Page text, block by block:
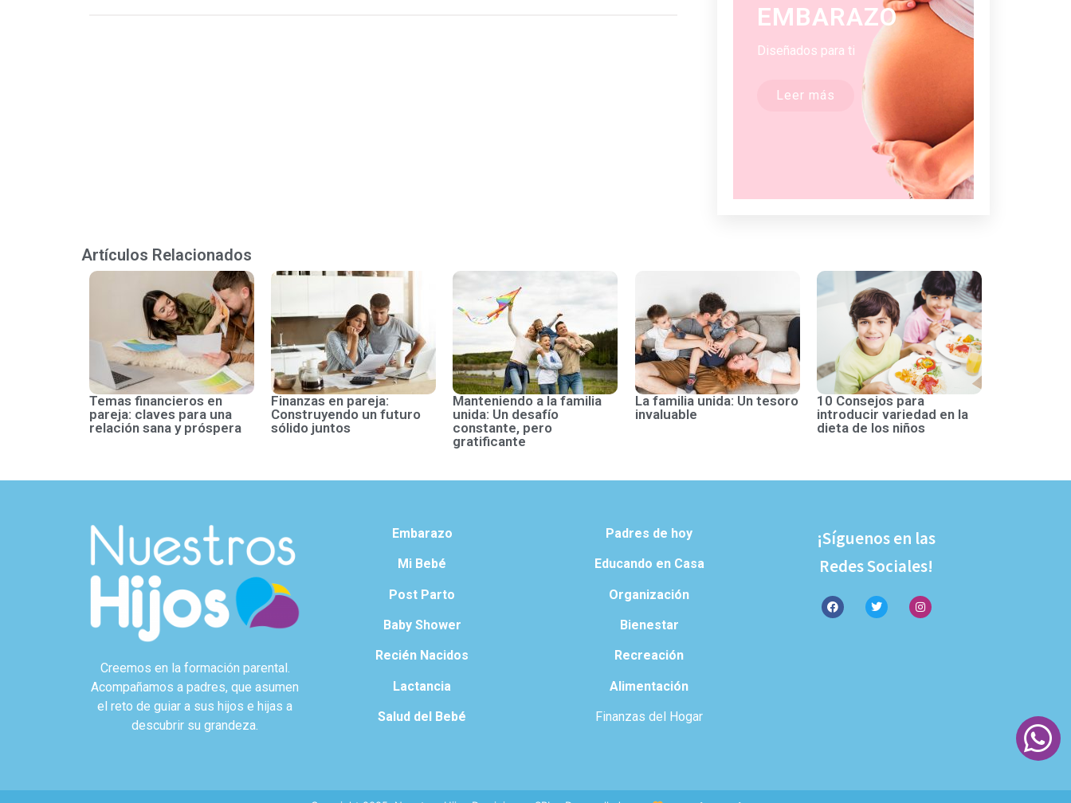
EMBARAZO
Diseñados para ti
Leer más
Artículos Relacionados
Temas financieros en
pareja: claves para una
relación sana y próspera
Finanzas en pareja:
Construyendo un futuro
sólido juntos
Manteniendo a la familia
unida: Un desafío
constante, pero
gratificante
La familia unida: Un tesoro
invaluable
10 Consejos para
introducir variedad en la
dieta de los niños
Creemos en la formación parental.
Acompañamos a padres, que asumen
el reto de guiar a sus hijos e hijas a
descubrir su grandeza.
Embarazo
Mi Bebé
Post Parto
Baby Shower
Recién Nacidos
Lactancia
Salud del Bebé
Padres de hoy
Educando en Casa
Organización
Bienestar
Recreación
Alimentación
Finanzas del Hogar
¡Síguenos en las
Redes Sociales!